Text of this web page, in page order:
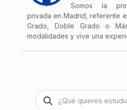
Somos la
privada en Madrid, referente
Grado, Doble Grado o
modalidades y vive una